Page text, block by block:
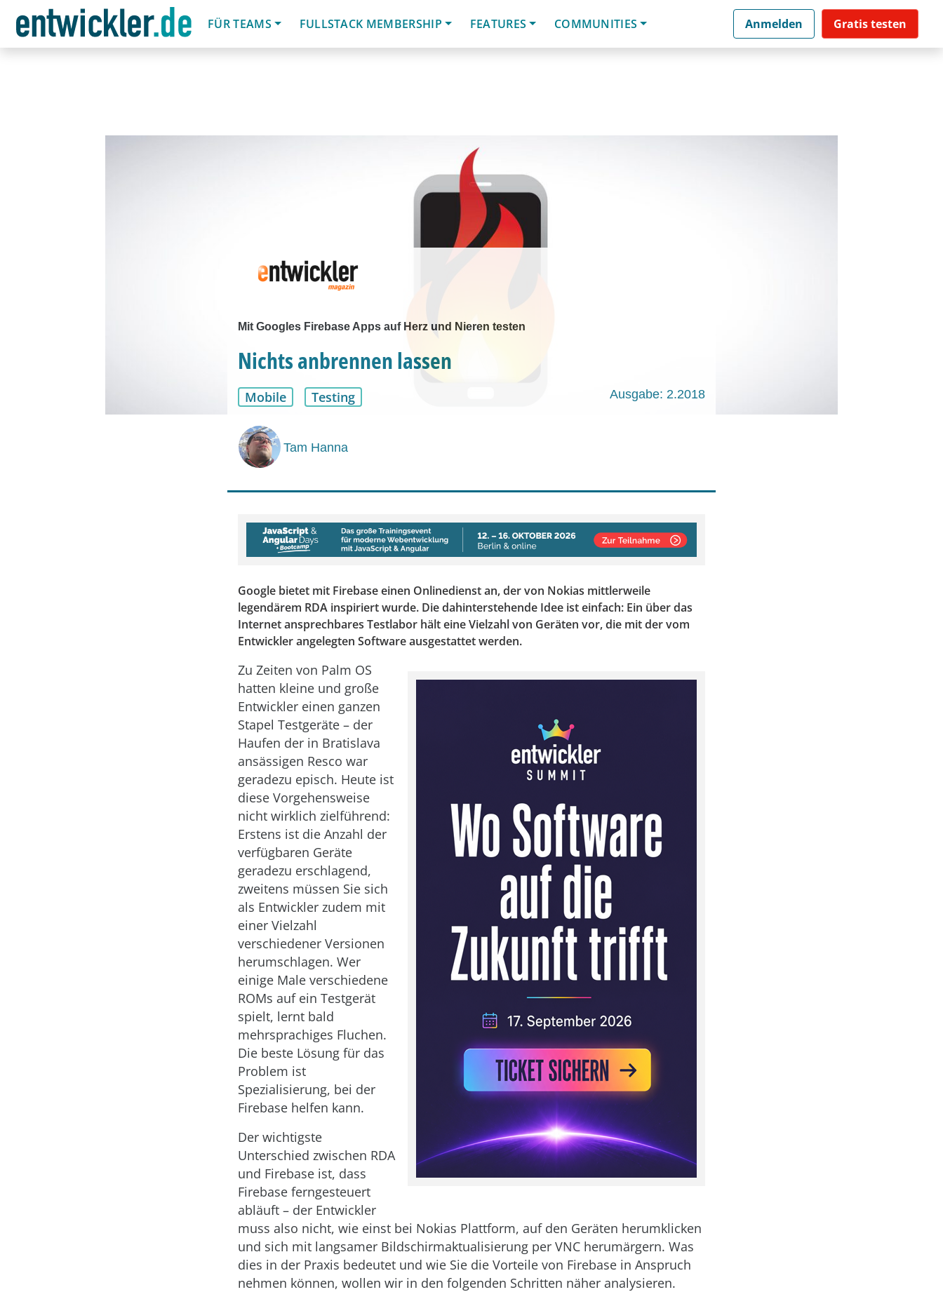
FÜR TEAMS
FULLSTACK MEMBERSHIP FEATURES COMMUNITIES Anmelden Gratis testen
Mit Googles Firebase Apps auf Herz und Nieren testen
Nichts anbrennen lassen
Mobile Testing Ausgabe: 2.2018
Tam Hanna
Google bietet mit Firebase einen Onlinedienst an, der von Nokias mittlerweile
legendärem RDA inspiriert wurde. Die dahinterstehende Idee ist einfach: Ein über das
Internet ansprechbares Testlabor hält eine Vielzahl von Geräten vor, die mit der vom
Entwickler angelegten Software ausgestattet werden.
Zu Zeiten von Palm OS
hatten kleine und große
Entwickler einen ganzen
Stapel Testgeräte – der
Haufen der in Bratislava
ansässigen Resco war
geradezu episch. Heute ist
diese Vorgehensweise
nicht wirklich zielführend:
Erstens ist die Anzahl der
verfügbaren Geräte
geradezu erschlagend,
zweitens müssen Sie sich
als Entwickler zudem mit
einer Vielzahl
verschiedener Versionen
herumschlagen. Wer
einige Male verschiedene
ROMs auf ein Testgerät
spielt, lernt bald
mehrsprachiges Fluchen.
Die beste Lösung für das
Problem ist
Spezialisierung, bei der
Firebase helfen kann.
Der wichtigste
Unterschied zwischen RDA
und Firebase ist, dass
Firebase ferngesteuert
abläuft – der Entwickler
muss also nicht, wie einst bei Nokias Plattform, auf den Geräten herumklicken
und sich mit langsamer Bildschirmaktualisierung per VNC herumärgern. Was
dies in der Praxis bedeutet und wie Sie die Vorteile von Firebase in Anspruch
nehmen können, wollen wir in den folgenden Schritten näher analysieren.